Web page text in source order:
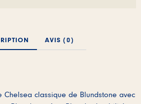
AVIS (0)
Chelsea classique de Blundstone avec